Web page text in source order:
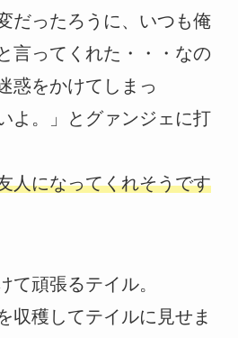
だったろうに、いつも俺
言ってくれた・・・なの
惑をかけてしまっ
よ。」とグァンジェに打
人になってくれそうです
て頑張るテイル。
収穫してテイルに見せま